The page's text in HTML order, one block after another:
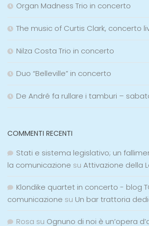
Organ Madness Trio in concerto
The music of Curtis Clark, concerto
Nilza Costa Trio in concerto
Duo “Belleville” in concerto
De André fa rullare i tamburi –
COMMENTI RECENTI
Stati e sistema legislativo; un
la comunicazione su Attivazione della
Klondike quartet in concerto - blog
comunicazione su Un bar trattoria
Rosa su Ognuno di noi è un’opera